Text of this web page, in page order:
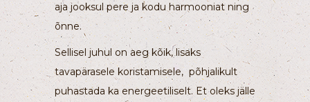
aja jooksul pere ja kodu harmooniat ning
õnne.
Sellisel juhul on aeg kõik, lisaks
tavapärasele koristamisele, põhjalikult
puhastada ka energeetiliselt. Et oleks jälle